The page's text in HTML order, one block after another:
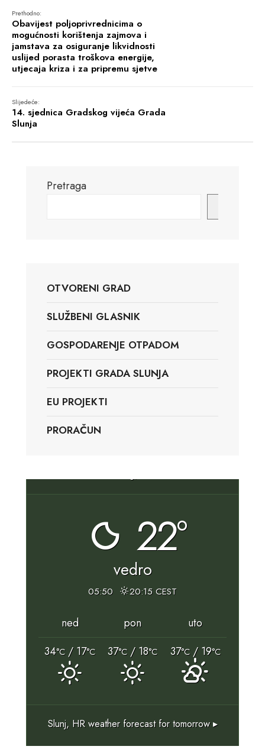
Prethodno:
Obavijest poljoprivrednicima o
mogućnosti korištenja zajmova i
jamstava za osiguranje likvidnosti
uslijed porasta troškova energije,
utjecaja kriza i za pripremu sjetve
Slijedeće:
14. sjednica Gradskog vijeća Grada
Slunja
Pretraga
OTVORENI GRAD
SLUŽBENI GLASNIK
GOSPODARENJE OTPADOM
PROJEKTI GRADA SLUNJA
EU PROJEKTI
PRORAČUN
22°
vedro
05:50 20:15 CEST
ned pon
uto
34°C / 17°C 37°C / 18°C 37°C/ 19°C
Slunj, HRweather forecast for tomorrow ▸